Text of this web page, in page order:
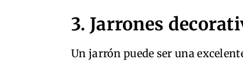
3. Jarrones
Un jarrón puede ser una